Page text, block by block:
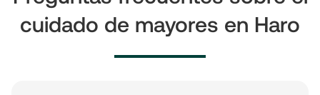
cuidado de mayores en Haro